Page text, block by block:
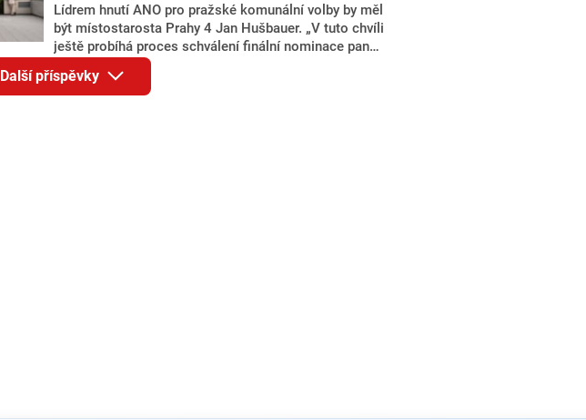
Lídrem hnutí ANO pro pražské komunální volby by měl
být místostarosta Prahy 4 Jan Hušbauer. „V tuto chvíli
ještě probíhá proces schválení finální nominace pana
Jana Hušbauera Výborem hnutí ANO,“ uvedl pro
redakci místopředseda pražského ANO Martin
Benkovič. O Hušbauerovi se spekulovalo jako o
Další příspěvky